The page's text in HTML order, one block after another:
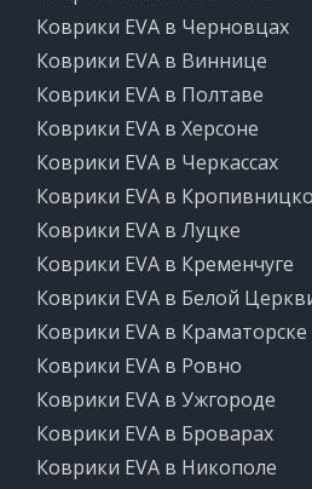
Коврики EVA в Черновцах
Коврики EVA в Виннице
Коврики EVA в Полтаве
Коврики EVA в Херсоне
Коврики EVA в Черкассах
Коврики EVA в
Коврики EVA в Луцке
Коврики EVA в Кременчуге
Коврики EVA в Белой
Коврики EVA в Краматорске
Коврики EVA в Ровно
Коврики EVA в Ужгороде
Коврики EVA в Броварах
Коврики EVA в Никополе